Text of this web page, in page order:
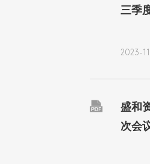
三季
2023-

盛和
次会